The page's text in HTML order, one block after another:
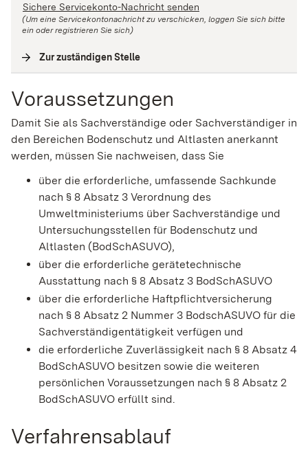
Sichere Servicekonto-Nachricht senden
(Um eine Servicekontonachricht zu verschicken, loggen Sie sich bitte
ein oder registrieren Sie sich)
Zur zuständigen Stelle
Voraussetzungen
Damit Sie als Sachverständige oder Sachverständiger in
den Bereichen Bodenschutz und Altlasten anerkannt
werden, müssen Sie nachweisen, dass Sie
über die erforderliche, umfassende Sachkunde
nach § 8 Absatz 3 Verordnung des
Umweltministeriums über Sachverständige und
Untersuchungsstellen für Bodenschutz und
Altlasten (BodSchASUVO),
über die erforderliche gerätetechnische
Ausstattung nach § 8 Absatz 3 BodSchASUVO
über die erforderliche Haftpflichtversicherung
nach § 8 Absatz 2 Nummer 3 BodschASUVO für die
Sachverständigentätigkeit verfügen und
die erforderliche Zuverlässigkeit nach § 8 Absatz 4
BodSchASUVO besitzen sowie die weiteren
persönlichen Voraussetzungen nach § 8 Absatz 2
BodSchASUVO erfüllt sind.
Verfahrensablauf